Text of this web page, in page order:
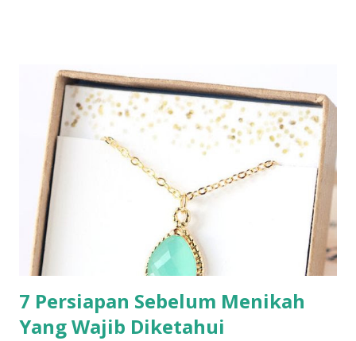
7 Persiapan Sebelum Menikah
Yang Wajib Diketahui